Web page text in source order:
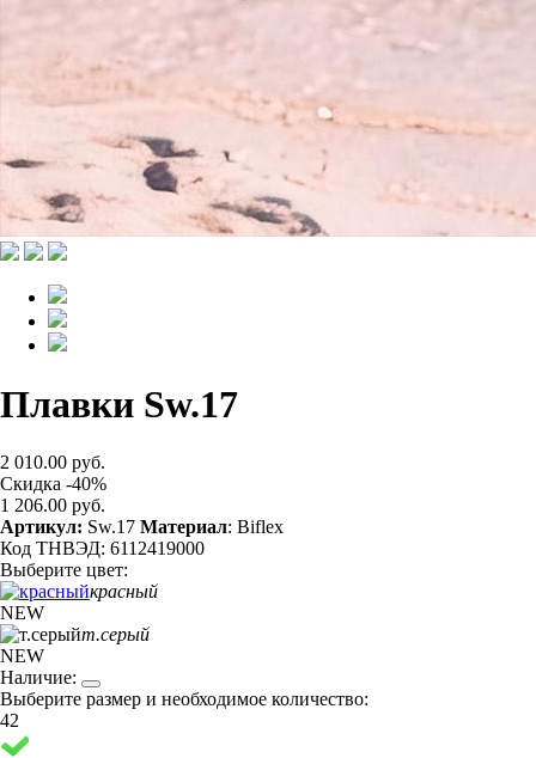
Плавки Sw.17
2 010.00 руб.
Скидка -40%
1 206.00 руб.
Артикул: Sw.17 Материал: Biflex
Код ТНВЭД: 6112419000
Выберите цвет:
красный
NEW
т.серый
NEW
Наличие:
Выберите размер и необходимое количество:
42